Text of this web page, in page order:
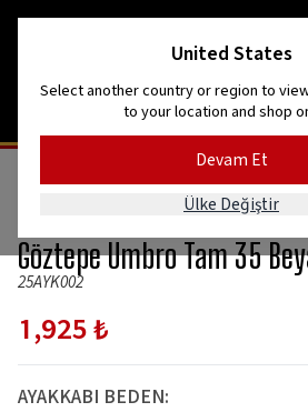
United States
Select another country or region to
to your location and shop
Devam Et
Ülke Değiştir
GİYİM
Göztepe Umbro Tam 35
25AYK002
1,925 ₺
AYAKKABI BEDEN: